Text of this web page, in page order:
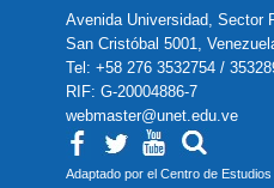
Avenida Universidad, Sector
San Cristóbal 5001,
Tel: +58 276 3532754 /
RIF: G-20004886-7
webmaster@unet.edu.ve
Adaptado por el Centro de